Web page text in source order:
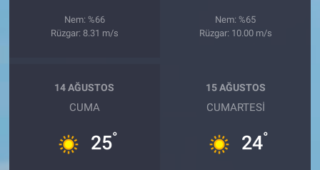
Nem: %66
Rüzgar: 8.31 m/s
Nem: %65
Rüzgar: 10.00 m/s
14 AĞUSTOS
CUMA
25°
15 AĞUSTOS
CUMARTESI
24°